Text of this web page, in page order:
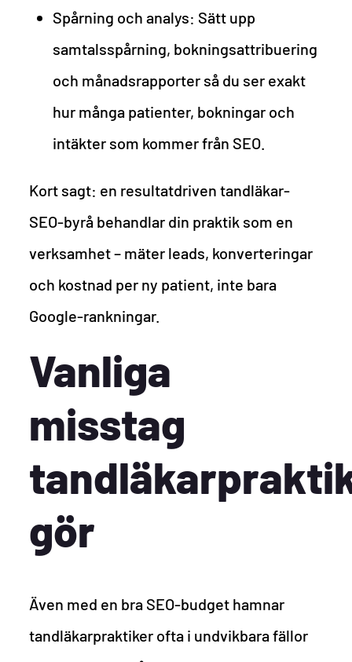
Spårning och analys: Sätt upp
samtalsspårning, bokningsattribuering
och månadsrapporter så du ser exakt
hur många patienter, bokningar och
intäkter som kommer från SEO.
Kort sagt: en resultatdriven tandläkar-
SEO-byrå behandlar din praktik som en
verksamhet – mäter leads, konverteringar
och kostnad per ny patient, inte bara
Google-rankningar.
Vanliga
misstag
gör
Även med en bra SEO-budget hamnar
tandläkarpraktiker ofta i undvikbara fällor